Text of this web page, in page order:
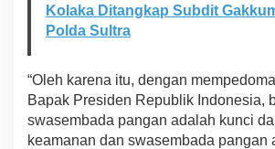
Kolaka Ditangkap Subdit
Polda Sultra
“Oleh karena itu, dengan
Bapak Presiden Republik Indonesia,
swasembada pangan adalah kunci
keamanan dan swasembada pangan